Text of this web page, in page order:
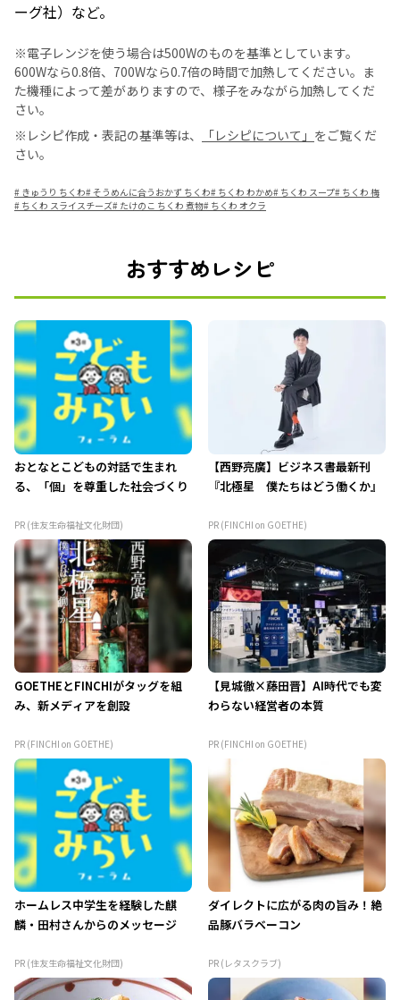
ーグ社）など。
※電子レンジを使う場合は500Wのものを基準としています。
600Wなら0.8倍、700Wなら0.7倍の時間で加熱してください。ま
た機種によって差がありますので、様子をみながら加熱してくだ
さい。
※レシピ作成・表記の基準等は、
「レシピについて」 をご覧くだ
さい。
# きゅうり ちくわ#そうめんに合うおかず ちくわ# ちくわ わかめ# ちくわ スープ# ちくわ 梅
# ちくわ スライスチーズ# たけのこ ちくわ 煮物# ちくわ オクラ
おすすめレシピ
おとなとこどもの対話で生まれ
る、「個」を尊重した社会づくり
PR (住友生命福祉文化財団)
【西野亮廣】ビジネス書最新刊
『北極星 僕たちはどう働くか』
PR (FINCHI on GOETHE)
GOETHEとFINCHIがタッグを組
み、新メディアを創設
PR (FINCHI on GOETHE)
【見城徹×藤田晋】AI時代でも変
わらない経営者の本質
PR (FINCHI on GOETHE)
ホームレス中学生を経験した麒
麟・田村さんからのメッセージ
PR (住友生命福祉文化財団)
ダイレクトに広がる肉の旨み！絶
品豚バラベーコン
PR (レタスクラブ)